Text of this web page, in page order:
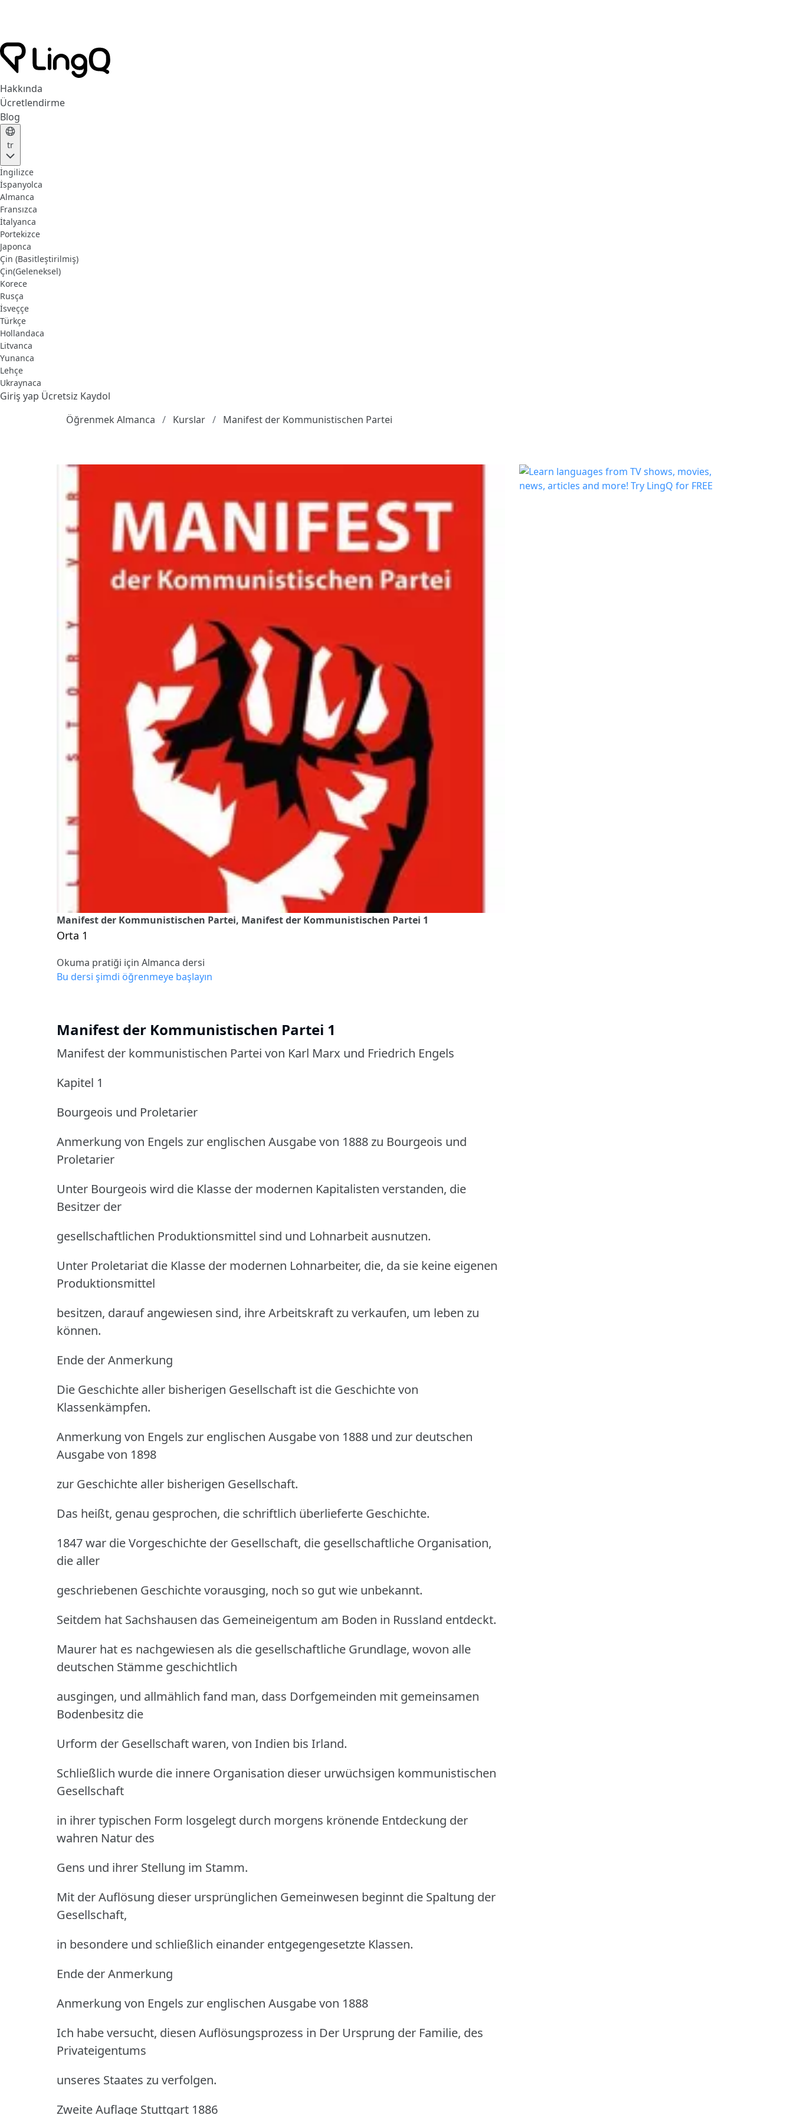
Hakkında
Ücretlendirme
Blog
tr
İngilizce
İspanyolca
Almanca
Fransızca
İtalyanca
Portekizce
Japonca
Çin (Basitleştirilmiş)
Çin(Geleneksel)
Korece
Rusça
İsveççe
Türkçe
Hollandaca
Litvanca
Yunanca
Lehçe
Ukraynaca
Giriş yap Ücretsiz Kaydol
Öğrenmek Almanca
Kurslar Manifest der Kommunistischen Partei
Manifest der Kommunistischen Partei, Manifest der Kommunistischen Partei 1
Orta 1
Okuma pratiği için Almanca dersi
Bu dersi şimdi öğrenmeye başlayın
Manifest der Kommunistischen Partei 1
Manifest der kommunistischen Partei von Karl Marx und Friedrich Engels
Kapitel 1
Bourgeois und Proletarier
Anmerkung von Engels zur englischen Ausgabe von 1888 zu Bourgeois und
Proletarier
Unter Bourgeois wird die Klasse der modernen Kapitalisten verstanden, die
Besitzer der
gesellschaftlichen Produktionsmittel sind und Lohnarbeit ausnutzen.
Unter Proletariat die Klasse der modernen Lohnarbeiter, die, da sie keine eigenen
Produktionsmittel
besitzen, darauf angewiesen sind, ihre Arbeitskraft zu verkaufen, um leben zu
können.
Ende der Anmerkung
Die Geschichte aller bisherigen Gesellschaft ist die Geschichte von
Klassenkämpfen.
Anmerkung von Engels zur englischen Ausgabe von 1888 und zur deutschen
Ausgabe von 1898
zur Geschichte aller bisherigen Gesellschaft.
Das heißt, genau gesprochen, die schriftlich überlieferte Geschichte.
1847 war die Vorgeschichte der Gesellschaft, die gesellschaftliche Organisation,
die aller
geschriebenen Geschichte vorausging, noch so gut wie unbekannt.
Seitdem hat Sachshausen das Gemeineigentum am Boden in Russland entdeckt.
Maurer hat es nachgewiesen als die gesellschaftliche Grundlage, wovon alle
deutschen Stämme geschichtlich
ausgingen, und allmählich fand man, dass Dorfgemeinden mit gemeinsamen
Bodenbesitz die
Urform der Gesellschaft waren, von Indien bis Irland.
Schließlich wurde die innere Organisation dieser urwüchsigen kommunistischen
Gesellschaft
in ihrer typischen Form losgelegt durch morgens krönende Entdeckung der
wahren Natur des
Gens und ihrer Stellung im Stamm.
Mit der Auflösung dieser ursprünglichen Gemeinwesen beginnt die Spaltung der
Gesellschaft,
in besondere und schließlich einander entgegengesetzte Klassen.
Ende der Anmerkung
Anmerkung von Engels zur englischen Ausgabe von 1888
Ich habe versucht, diesen Auflösungsprozess in Der Ursprung der Familie, des
Privateigentums
unseres Staates zu verfolgen.
Zweite Auflage Stuttgart 1886